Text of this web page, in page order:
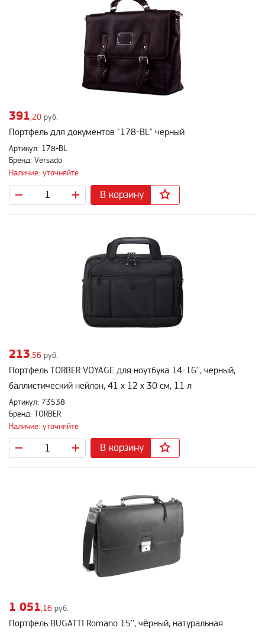
391,20 руб.
Портфель для документов "178-BL" черный
Артикул: 178-BL
Бренд: Versado
Наличие: уточняйте
В корзину
213 ,56 руб.
Портфель TORBER VOYAGE для ноутбука 14-16'', черный,
баллистический нейлон, 41 x 12 x 30 см, 11 л
Артикул: 73538
Бренд: TORBER
Наличие: уточняйте
В корзину
1 051,16 руб.
Портфель BUGATTI Romano 15'', чёрный, натуральная